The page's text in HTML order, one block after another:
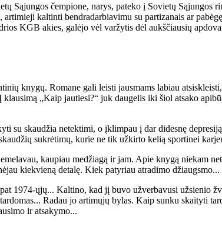
Sąjungos čempione, narys, pateko į Sovietų
kaltinti bendradarbiavimu su partizanais ar
KGB akies, galėjo vėl varžytis dėl aukščiausių
knygų. Romane gali leisti jausmams labiau
„Kaip jautiesi?“ juk daugelis iki šiol atsako
su skaudžia netektimi, o įklimpau į dar didesnę
sukrėtimų, kurie ne tik užkirto kelią sportinei
kaupiau medžiagą ir jam. Apie knygą niekam
kiekvieną detalę. Kiek patyriau atradimo
1974-ųjų... Kaltino, kad jį buvo užverbavusi užsienio
Radau jo artimųjų bylas. Kaip sunku skaityti
ir atsakymo...